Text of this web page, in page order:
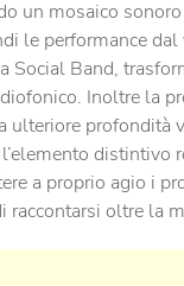
un mosaico
le performance dal
Social Band,
Inoltre la
ulteriore profondità
distintivo
a proprio agio i
raccontarsi oltre la